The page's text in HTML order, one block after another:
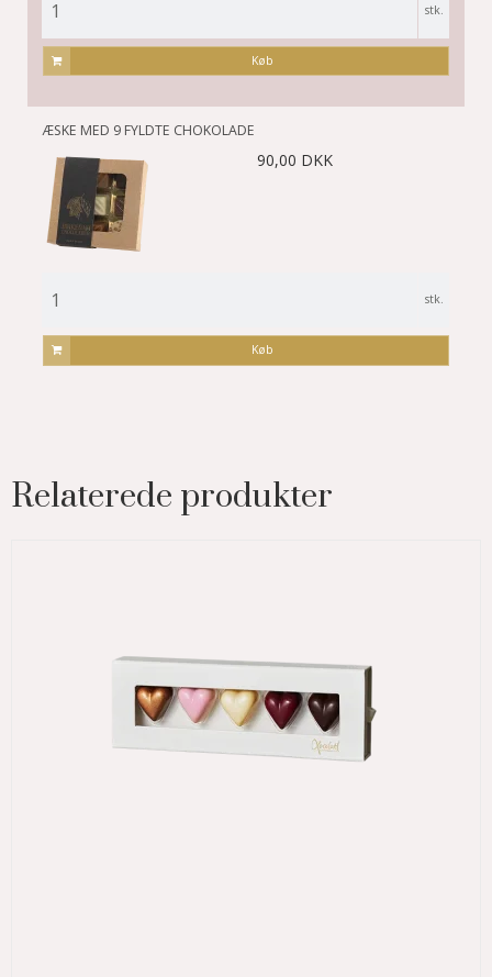
stk.
Køb
ÆSKE MED 9 FYLDTE CHOKOLADE
90,00 DKK
stk.
Køb
Relaterede produkter